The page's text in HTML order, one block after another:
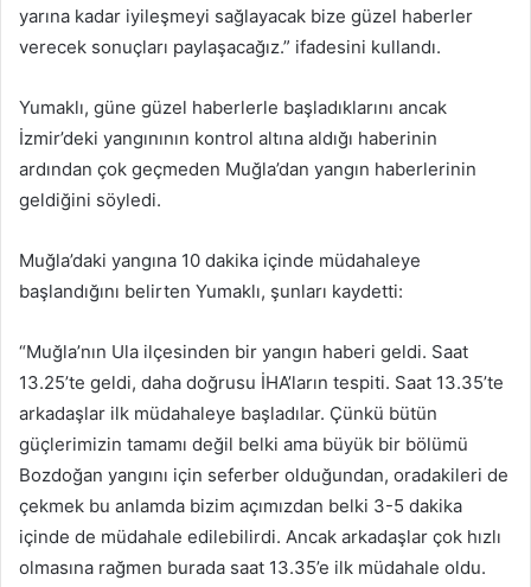
yarına kadar iyileşmeyi sağlayacak bize güzel haberler
verecek sonuçları paylaşacağız.” ifadesini kullandı.
Yumaklı, güne güzel haberlerle başladıklarını ancak
İzmir’deki yangınının kontrol altına aldığı haberinin
ardından çok geçmeden Muğla’dan yangın haberlerinin
geldiğini söyledi.
Muğla’daki yangına 10 dakika içinde müdahaleye
başlandığını belirten Yumaklı, şunları kaydetti:
“Muğla’nın Ula ilçesinden bir yangın haberi geldi. Saat
13.25’te geldi, daha doğrusu İHA’ların tespiti. Saat 13.35’te
arkadaşlar ilk müdahaleye başladılar. Çünkü bütün
güçlerimizin tamamı değil belki ama büyük bir bölümü
Bozdoğan yangını için seferber olduğundan, oradakileri de
çekmek bu anlamda bizim açımızdan belki 3-5 dakika
içinde de müdahale edilebilirdi. Ancak arkadaşlar çok hızlı
olmasına rağmen burada saat 13.35’e ilk müdahale oldu.